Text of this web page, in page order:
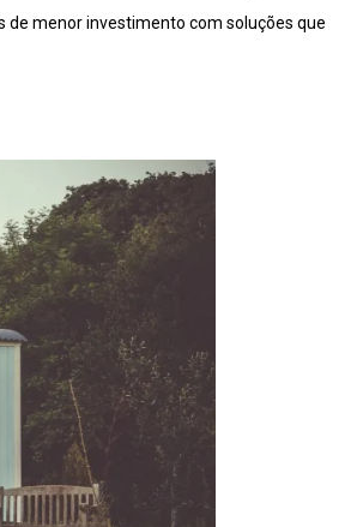
de menor investimento com soluções que